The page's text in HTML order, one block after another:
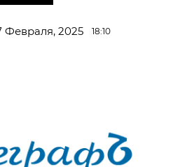
Февраля, 2025 18:10